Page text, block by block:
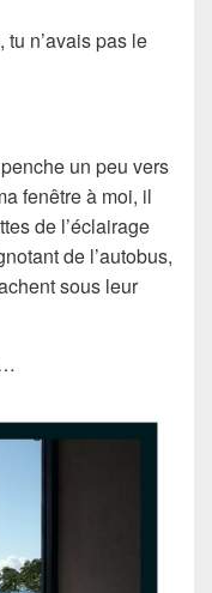
n’avais pas le
un peu vers
fenêtre à moi, il
de l’éclairage
de l’autobus,
sous leur